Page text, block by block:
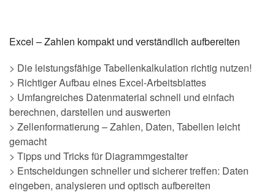
Excel – Zahlen kompakt und verständlich aufbereiten
> Die leistungsfähige Tabellenkalkulation richtig nutzen!
> Richtiger Aufbau eines Excel-Arbeitsblattes
> Umfangreiches Datenmaterial schnell und einfach
berechnen, darstellen und auswerten
> Zellenformatierung – Zahlen, Daten, Tabellen leicht
gemacht
> Tipps und Tricks für Diagrammgestalter
> Entscheidungen schneller und sicherer treffen: Daten
eingeben, analysieren und optisch aufbereiten